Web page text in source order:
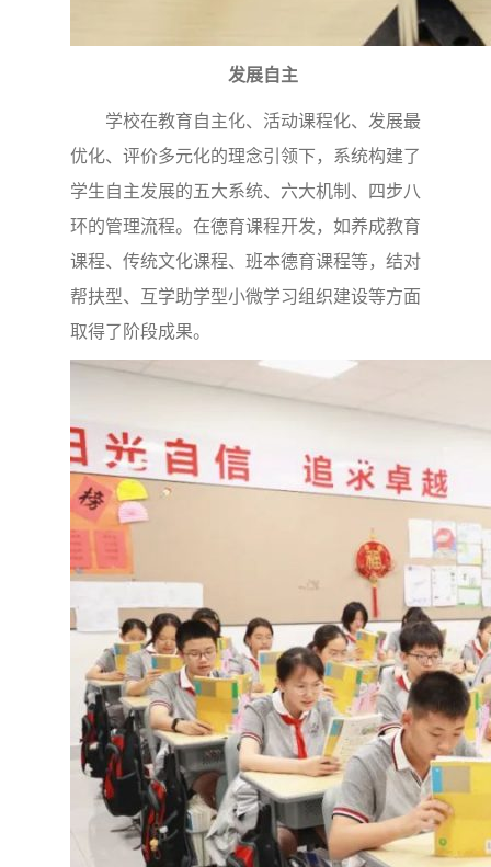
发展自主
学校在教育自主化、活动课程化、发展最
优化、评价多元化的理念引领下，系统构建了
学生自主发展的五大系统、六大机制、四步八
环的管理流程。在德育课程开发，如养成教育
课程、传统文化课程、班本德育课程等，结对
帮扶型、互学助学型小微学习组织建设等方面
取得了阶段成果。